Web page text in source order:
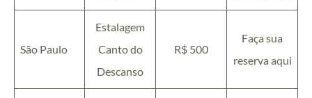
São Paulo
Estalagem
Canto do
Descanso
R$ 500
Faça sua
reserva aqui